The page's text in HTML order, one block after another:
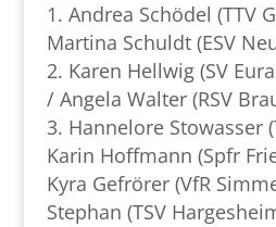
Andrea Schödel (TTV
Martina Schuldt (ESV
Karen Hellwig (SV
/ Angela Walter (RSV
Hannelore Stowasser
Karin Hoffmann (Spfr
Kyra Gefrörer (VfR
Stephan (TSV